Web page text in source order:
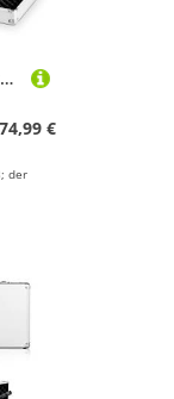
SOARS Alu Waffenkoffer verschließbar, Gewehrkoffer mit Zahlenschloss & Vorhängeschloss & Rasterschaumstoff, Pistolenkoffer Alukoffer Pistolenkoffer (Silber)
74,99 €
der